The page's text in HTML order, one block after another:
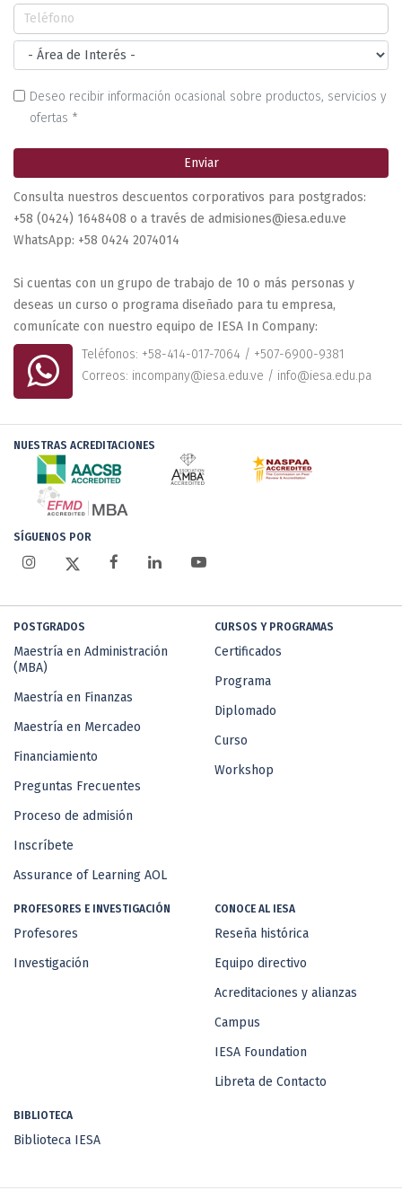
Deseo recibir información ocasional sobre productos, servicios y
ofertas *
Enviar
Consulta nuestros descuentos corporativos para postgrados:
+58 (0424) 1648408 o a través de admisiones@iesa.edu.ve
WhatsApp: +58 0424 2074014
Si cuentas con un grupo de trabajo de 10 o más personas y
deseas un curso o programa diseñado para tu empresa,
comunícate con nuestro equipo de IESA In Company:
Teléfonos: +58-414-017-7064 / +507-6900-9381
Correos: incompany@iesa.edu.ve / info@iesa.edu.pa
NUESTRAS ACREDITACIONES
SÍGUENOS POR
POSTGRADOS
Maestría en Administración
(MBA)
Maestría en Finanzas
Maestría en Mercadeo
Financiamiento
Preguntas Frecuentes
Proceso de admisión
Inscríbete
Assurance of Learning AOL
CURSOS Y PROGRAMAS
Certificados
Programa
Diplomado
Curso
Workshop
PROFESORES E INVESTIGACIÓN
Profesores
Investigación
CONOCE AL IESA
Reseña histórica
Equipo directivo
Acreditaciones y alianzas
Campus
IESA Foundation
Libreta de Contacto
BIBLIOTECA
Biblioteca IESA